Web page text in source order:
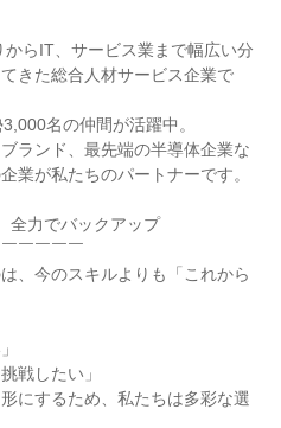
らIT、サービス業まで幅広い分
きた総合人材サービス企業で
名の仲間が活躍中。
ランド、最先端の半導体企業な
業が私たちのパートナーです。
全力でバックアップ
￣￣￣￣
、今のスキルよりも「これから
戦したい」
にするため、私たちは多彩な選